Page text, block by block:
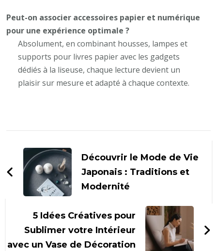
Peut-on associer accessoires papier et numérique
pour une expérience optimale ?
Absolument, en combinant housses, lampes et
supports pour livres papier avec les gadgets
dédiés à la liseuse, chaque lecture devient un
plaisir sur mesure et adapté à chaque contexte.
d'article
Découvrir le Mode de Vie
Japonais : Traditions et
Modernité
5 Idées Créatives pour
Sublimer votre Intérieur
avec un Vase de Décoration